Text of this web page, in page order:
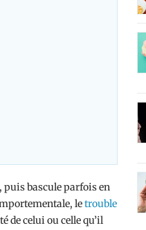
puis bascule parfois en
letrouble
de celui ou celle qu’il